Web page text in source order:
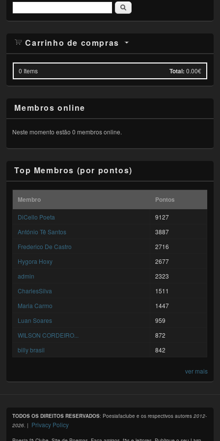
Pesquisar
Carrinho de compras
0 Items Total: 0.00€
Membros online
Neste momento estão 0 membros online.
Top Membros (por pontos)
Membro Pontos
DiCello Poeta
9127
António Tê Santos
3887
Frederico De Castro
2716
Hygora Hoxy
2677
admin
2323
CharlesSilva
1511
Maria Carmo
1447
Luan Soares
959
WILSON CORDEIRO...
872
billy brasil
842
ver mais
TODOS OS DIREITOS RESERVADOS: Poesiafaclube e os respectivos autores2012-
2026 . | Privacy Policy